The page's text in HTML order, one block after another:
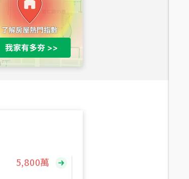
490萬
總價
1,808萬